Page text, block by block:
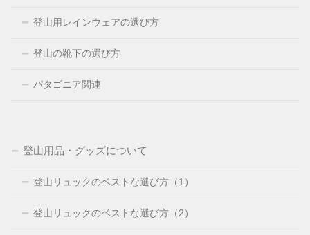
登山用レインウェアの選び方
登山の靴下の選び方
パタゴニア関連
登山用品・グッズについて
登山リュックのベストな選び方（1）
登山リュックのベストな選び方（2）